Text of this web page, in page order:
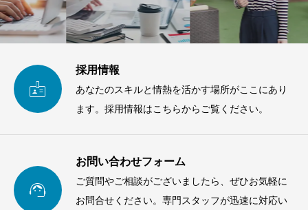

採用情報
あなたのスキルと情熱を活かす場所がここにあり
ます。採用情報はこちらからご覧ください。

お問い合わせフォーム
ご質問やご相談がございましたら、ぜひお気軽に
お問合せください。専門スタッフが迅速に対応い